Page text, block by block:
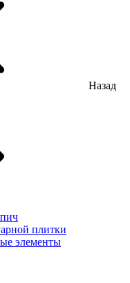
Назад
плитки
элементы